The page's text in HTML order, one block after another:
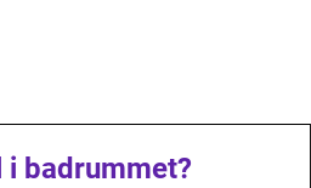
badrummet?